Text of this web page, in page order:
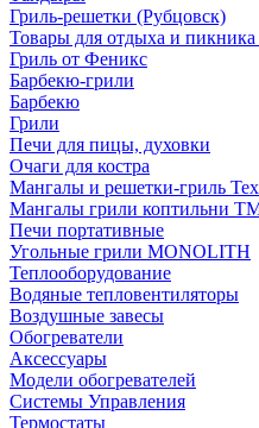
Гриль-решетки (Рубцовск)
Товары для отдыха и
Гриль от Феникс
Барбекю-грили
Барбекю
Грили
Печи для пицы, духовки
Очаги для костра
Мангалы и решетки-гриль
Мангалы грили коптильни
Печи портативные
Угольные грили MONOLITH
Теплооборудование
Водяные тепловентиляторы
Воздушные завесы
Обогреватели
Аксессуары
Модели обогревателей
Системы Управления
Термостаты